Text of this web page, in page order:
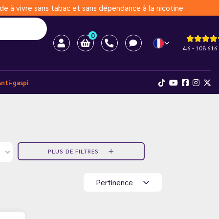
à vivre sans tabac et sans dépendance à la nicotine
0
4.6 - 108 616
gaspi
PLUS DE FILTRES
Pertinence